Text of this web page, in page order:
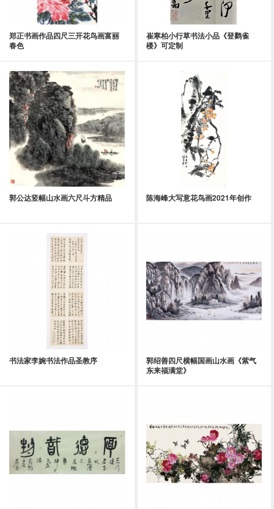
郑正书画作品四尺三开花鸟画富丽
春色
崔寒柏小行草书法小品《登鹳雀
楼》可定制
郭公达竖幅山水画六尺斗方精品 陈海峰大写意花鸟画2021年创作
书法家李婉书法作品圣教序
郭绍善四尺横幅国画山水画《紫气
东来福满堂》